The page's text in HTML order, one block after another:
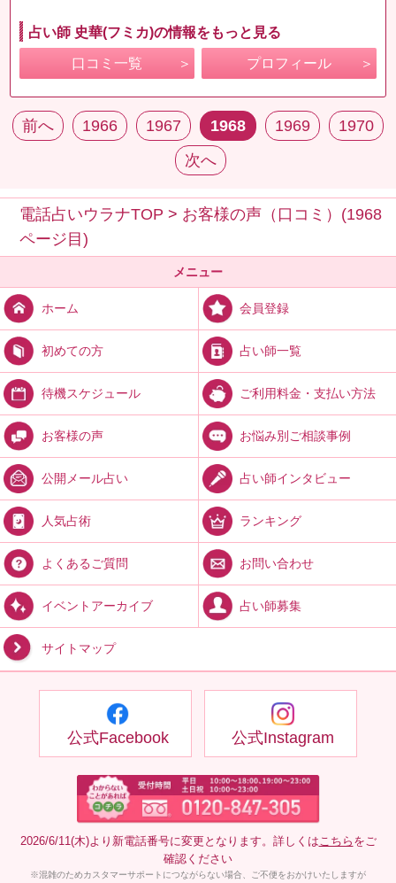
占い師 史華(フミカ)の情報をもっと見る
口コミ一覧 プロフィール
前へ 1966 1967 1968 1969
1970
次へ
電話占いウラナTOP > お客様の声（口コミ）(1968
ページ目)
メニュー
ホーム 会員登録
初めての方 占い師一覧
待機スケジュール ご利用料金・支払い方法
お客様の声 お悩み別ご相談事例
公開メール占い 占い師インタビュー
人気占術 ランキング
よくあるご質問 お問い合わせ
イベントアーカイブ 占い師募集
サイトマップ
公式Facebook 公式Instagram
2026/6/11(木)より新電話番号に変更となります。詳しくは こちら をご
確認ください
※混雑のためカスタマーサポートにつながらない場合、ご不便をおかけいたしますが